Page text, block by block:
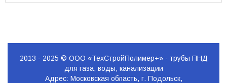
2013 - 2025 © ООО «ТехСтройПолимер+» - трубы ПНД
для газа, воды, канализации
Адрес: Московская область, г. Подольск,